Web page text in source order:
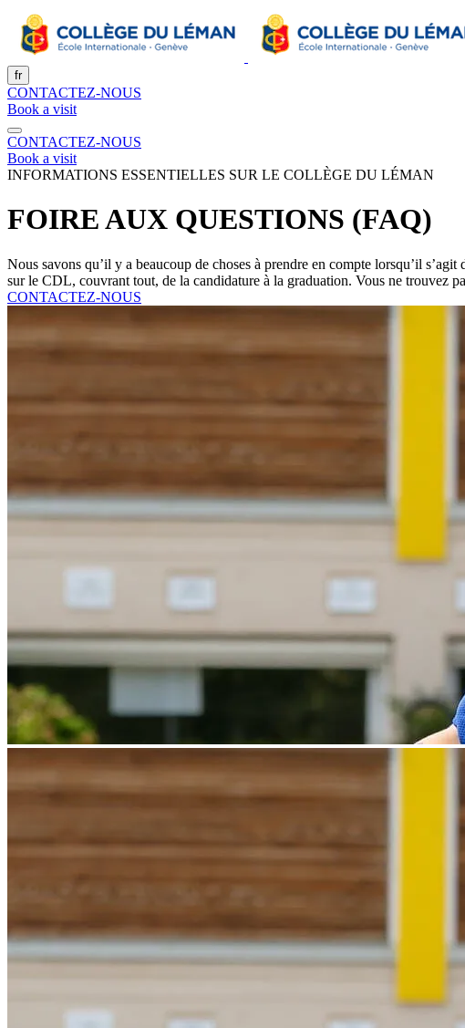
fr
CONTACTEZ-NOUS
Book a visit
CONTACTEZ-NOUS
Book a visit
INFORMATIONS ESSENTIELLES SUR LE COLLÈGE DU LÉMAN
FOIRE AUX QUESTIONS (FAQ)
Nous savons qu’il y a beaucoup de choses à prendre en compte lorsqu’il
sur le CDL, couvrant tout, de la candidature à la graduation. Vous ne trouvez
CONTACTEZ-NOUS